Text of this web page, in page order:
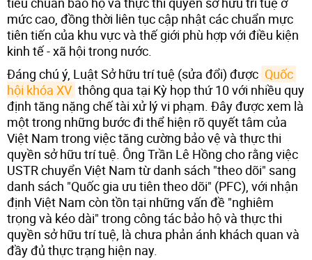
mức cao, đồng thời liên tục cập nhật các chuẩn mực
tiên tiến của khu vực và thế giới phù hợp với điều kiện
kinh tế - xã hội trong nước.
Đáng chú ý, Luật Sở hữu trí tuệ (sửa đổi) được Quốc
hội khóa XV thông qua tại Kỳ họp thứ 10 với nhiều quy
định tăng nặng chế tài xử lý vi phạm. Đây được xem là
một trong những bước đi thể hiện rõ quyết tâm của
Việt Nam trong việc tăng cường bảo vệ và thực thi
quyền sở hữu trí tuệ. Ông Trần Lê Hồng cho rằng việc
USTR chuyển Việt Nam từ danh sách "theo dõi" sang
danh sách "Quốc gia ưu tiên theo dõi" (PFC), với nhận
định Việt Nam còn tồn tại những vấn đề "nghiêm
trọng và kéo dài" trong công tác bảo hộ và thực thi
quyền sở hữu trí tuệ, là chưa phản ánh khách quan và
đầy đủ thực trạng hiện nay.